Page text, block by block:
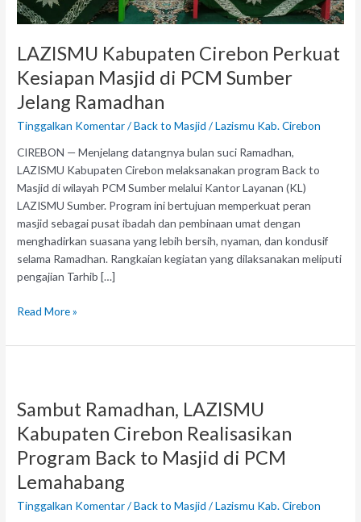
LAZISMU Kabupaten Cirebon Perkuat
Kesiapan Masjid di PCM Sumber
Jelang Ramadhan
Tinggalkan Komentar/Back to Masjid /Lazismu Kab. Cirebon
CIREBON — Menjelang datangnya bulan suci Ramadhan,
LAZISMU Kabupaten Cirebon melaksanakan program Back to
Masjid di wilayah PCM Sumber melalui Kantor Layanan (KL)
LAZISMU Sumber. Program ini bertujuan memperkuat peran
masjid sebagai pusat ibadah dan pembinaan umat dengan
menghadirkan suasana yang lebih bersih, nyaman, dan kondusif
selama Ramadhan. Rangkaian kegiatan yang dilaksanakan meliputi
pengajian Tarhib […]
Jelang
Ramadhan
Read More »
Sambut Ramadhan, LAZISMU
Kabupaten Cirebon Realisasikan
Program Back to Masjid di PCM
Lemahabang
Tinggalkan Komentar/Back to Masjid /Lazismu Kab. Cirebon
LAZISMU
Kabupaten
Cirebon
Realisasikan
Program
to